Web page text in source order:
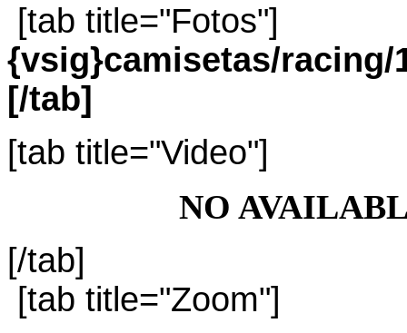
[tab title="Fotos"]
{vsig}camisetas/racing/
[/tab]
[tab title="Video"]
NO
[/tab]
[tab title="Zoom"]